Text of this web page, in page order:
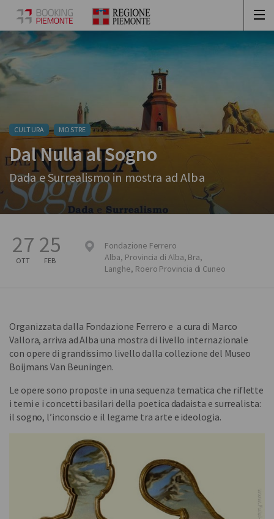
CULTURA MOSTRE
Dal Nulla al Sogno
Dada e Surrealismo in mostra ad Alba
27
OTT
25
FEB
Fondazione Ferrero
Alba, Provincia di Alba, Bra,
Langhe, Roero Provincia di Cuneo
Organizzata dalla Fondazione Ferrero e a cura di Marco
Vallora, arriva ad Alba una mostra di livello internazionale
con opere di grandissimo livello dalla collezione del Museo
Boijmans Van Beuningen.
Le opere sono proposte in una sequenza tematica che riflette
i temi e i concetti basilari della poetica dadaista e surrealista:
il sogno, l’inconscio e il legame tra arte e ideologia.